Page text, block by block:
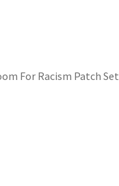
For Racism Patch Set